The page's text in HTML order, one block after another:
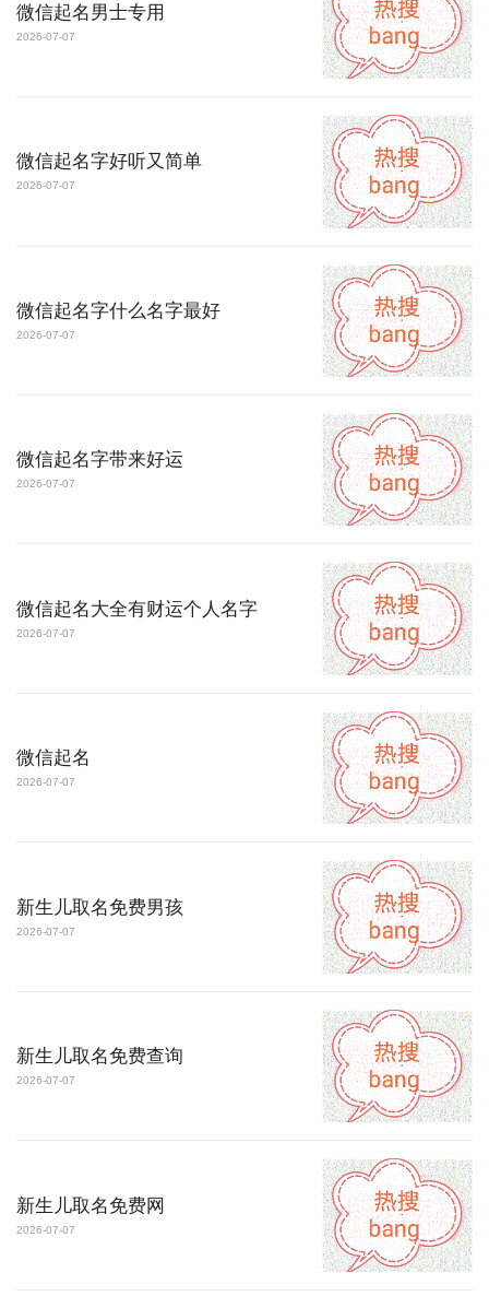
微信起名男士专用
2026-07-07
微信起名字好听又简单
2026-07-07
微信起名字什么名字最好
2026-07-07
微信起名字带来好运
2026-07-07
微信起名大全有财运个人名字
2026-07-07
微信起名
2026-07-07
新生儿取名免费男孩
2026-07-07
新生儿取名免费查询
2026-07-07
新生儿取名免费网
2026-07-07